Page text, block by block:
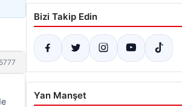
Bizi Takip Edin
Yan Manşet